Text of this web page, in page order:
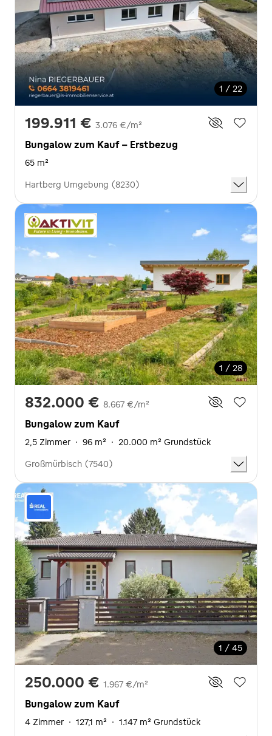
1 / 22
199.911 € 3.076 €/m²
Bungalow zum Kauf - Erstbezug
65 m²
Hartberg Umgebung (8230)
1 / 28
832.000 € 8.667 €/m²
Bungalow zum Kauf
2,5 Zimmer · 96 m² · 20.000 m² Grundstück
Großmürbisch (7540)
1 / 45
250.000 € 1.967 €/m²
Bungalow zum Kauf
4 Zimmer · 127,1 m² · 1.147 m² Grundstück